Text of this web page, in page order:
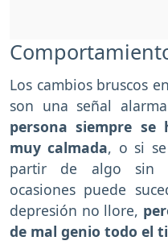
Los cambios bruscos
son una señal
persona siempre se
muy calmada, o si
partir de algo sin
ocasiones puede
depresión no llore,
de mal genio todo el